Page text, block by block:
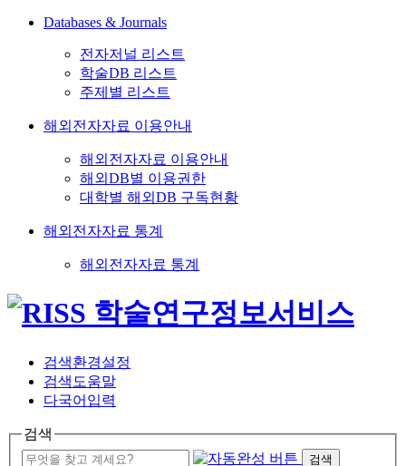
Databases & Journals
전자저널 리스트
학술DB 리스트
주제별 리스트
해외전자자료 이용안내
해외전자자료 이용안내
해외DB별 이용권한
대학별 해외DB 구독현황
해외전자자료 통계
해외전자자료 통계
검색환경설정
검색도움말
다국어입력
검색
검색